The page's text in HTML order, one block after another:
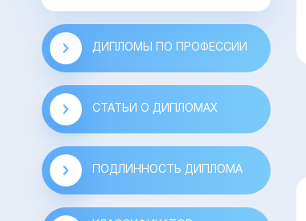
ДИПЛОМЫ ПО ПРОФЕССИИ
СТАТЬИ О ДИПЛОМАХ
ПОДЛИННОСТЬ ДИПЛОМА